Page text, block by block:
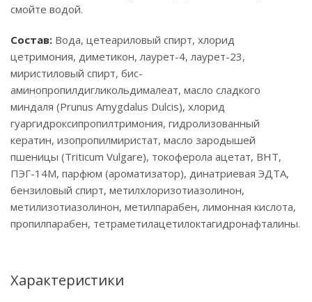
смойте водой.
Состав: Вода, цетеариловый спирт, хлорид
цетримония, диметикон, лаурет-4, лаурет-23,
миристиловый спирт, бис-
аминопропилдигликольдималеат, масло сладкого
миндаля (Prunus Amygdalus Dulcis), хлорид
гуаргидроксипропилтримония, гидролизованный
кератин, изопропилмиристат, масло зародышей
пшеницы (Triticum Vulgare), токоферола ацетат, BHT,
ПЭГ-14М, парфюм (ароматизатор), динатриевая ЭДТА,
бензиловый спирт, метилхлоризотиазолинон,
метилизотиазолинон, метилпарабен, лимонная кислота,
пропилпарабен, тетраметилацетилоктагидронафталины.
Характеристики